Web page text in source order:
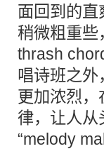
面回到的直
稍微粗重些
thrash
唱诗班之外
更加浓烈，
律，让人从
“melody